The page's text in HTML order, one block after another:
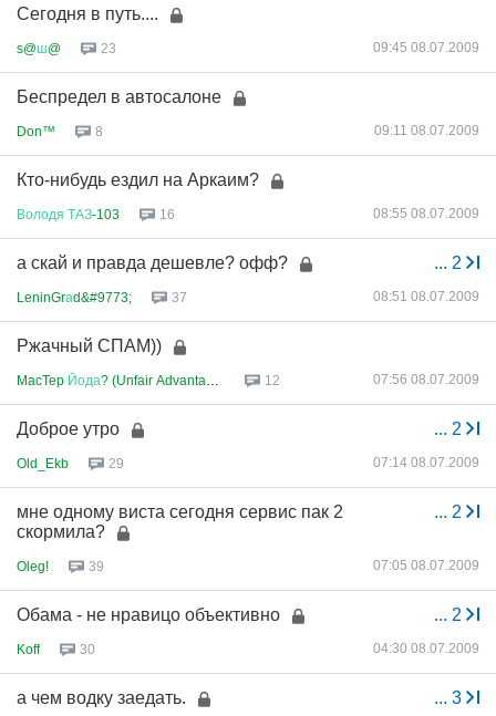
Сегодня в путь....
s@ш@ 23 09:45 08.07.2009
Беспредел в автосалоне
Don™ 8 09:11 08.07.2009
Кто-нибудь ездил на Аркаим?
Володя ТАЗ-103 16 08:55 08.07.2009
... 2
а скай и правда дешевле? офф?
LeninGrаd&#9773; 37 08:51 08.07.2009
Ржачный СПАМ))
MacTep Йода? (Unfair Advantage... 12 07:56 08.07.2009
... 2
Доброе утро
Old_Ekb 29 07:14 08.07.2009
... 2
мне одному виста сегодня сервис пак 2
скормила?
Oleg! 39 07:05 08.07.2009
... 2
Обама - не нравицо объективно
Koff 30 04:30 08.07.2009
... 3
а чем водку заедать.